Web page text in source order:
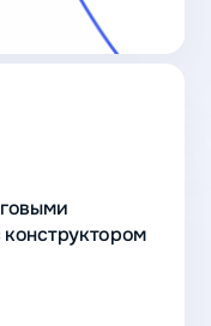
конструктором